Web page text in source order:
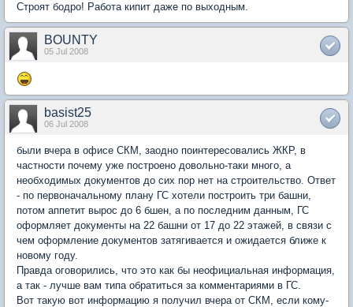
Строят бодро! Работа кипит даже по выходным.
BOUNTY
05 Jul 2008
basist25
06 Jul 2008
были вчера в офисе СКМ, заодно поинтересовались ЖКР, в
частности почему уже построено довольно-таки много, а
необходимых документов до сих пор нет на строительство. Ответ
- по первоначальному плану ГС хотели построить три башни,
потом аппетит вырос до 6 бшен, а по последним данным, ГС
оформляет документы на 22 башни от 17 до 22 этажей, в связи с
чем оформление документов затягивается и ожидается ближе к
новому году.
Правда оговорились, что это как бы неофициальная информация,
а так - лучше вам типа обратиться за комментариями в ГС.
Вот такую вот информацию я получил вчера от СКМ, если кому-